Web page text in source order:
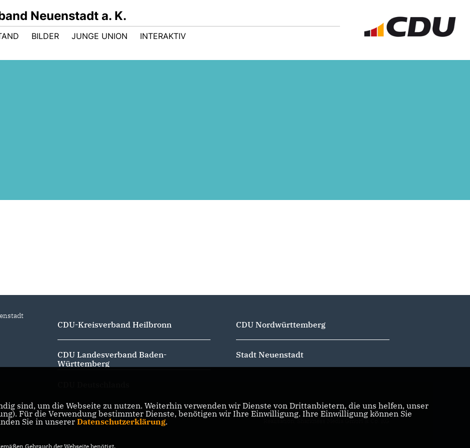
Neuenstadt a. K.
BILDER JUNGE UNION INTERAKTIV
CDU-Kreisverband Heilbronn
CDU Landesverband Baden-
Württemberg
CDU Nordwürttemberg
Stadt Neuenstadt
sind, um die Webseite zu nutzen. Weiterhin verwenden wir Dienste von Drittanbietern, die uns helfen, unser
Für die Verwendung bestimmter Dienste, benötigen wir Ihre Einwilligung. Ihre Einwilligung können Sie
Sie in unserer Datenschutzerklärung.
Gebrauch der Webseite benötigt.